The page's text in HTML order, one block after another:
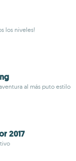
los niveles!
al más puto estilo
2017